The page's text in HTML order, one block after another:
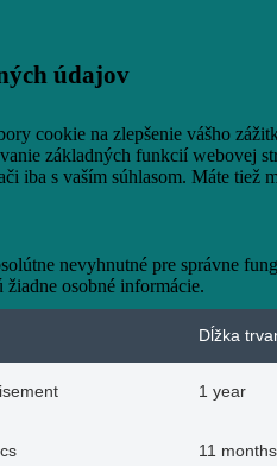
údajov
cookie na zlepšenie vášho
základných funkcií webovej
iba s vaším súhlasom. Máte tiež
nevyhnutné pre správne
osobné informácie.
Dĺžka
1 year
11 months